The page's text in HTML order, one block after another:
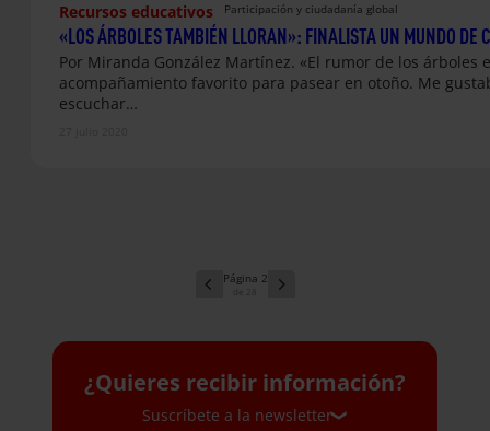
Recursos educativos Participación y ciudadanía global
«LOS ÁRBOLES TAMBIÉN LLORAN»: FINALISTA UN MUNDO DE
Por Miranda González Martínez. «El rumor de los árboles
acompañamiento favorito para pasear en otoño. Me
escuchar…
2
¿Quieres recibir información?
Suscríbete a la newsletter